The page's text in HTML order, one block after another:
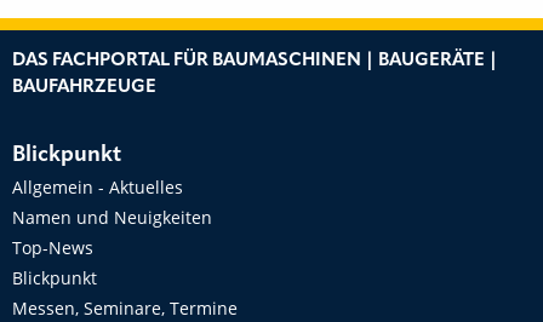
DAS FACHPORTAL FÜR BAUMASCHINEN | BAUGERÄTE |
BAUFAHRZEUGE
Blickpunkt
Allgemein - Aktuelles
Namen und Neuigkeiten
Top-News
Blickpunkt
Messen, Seminare, Termine